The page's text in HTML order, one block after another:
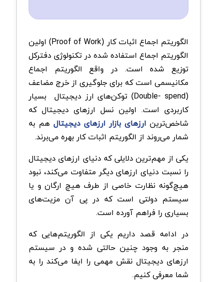
الگوریتم اجماع اثبات کار (Proof of Work) اولین
الگوریتم اجماع استفاده شده در تکنولوژی دفترکل
توزیع شده است. در واقع الگوریتم اجماع
مکانیسمی است که برای جلوگیری از خرج مضاعف
(Double- spend) توکن‌های ارز دیجیتال بسیار
کاربردی است. اولین نسل ارزهای دیجیتال که
شاخص‌ترین ارزهای بازار ارزهای دیجیتال هم به
شمار می‌روند از الگوریتم اثبات کار بهره می‌برند.
یکی از مهم‌ترین دلایلی که دنیای ارزهای دیجیتال
را نسبت دنیای ارزهای دیگر متفاوت می‌کند، نبود
هیچ‌گونه نظارت خاصی از طرف هیچ ارگان و یا
سیستم دولتی است که در پی آن مزیت‌های
بسیاری را فراهم آورده است.
در ادامه قصد داریم یکی از الگوریتم‌هایی که
منجر به وجود چنین حالتی شده و در سیستم
ارزهای دیجیتال نقش مهمی را ایفا می‌کند را به
شما معرفی کنیم.